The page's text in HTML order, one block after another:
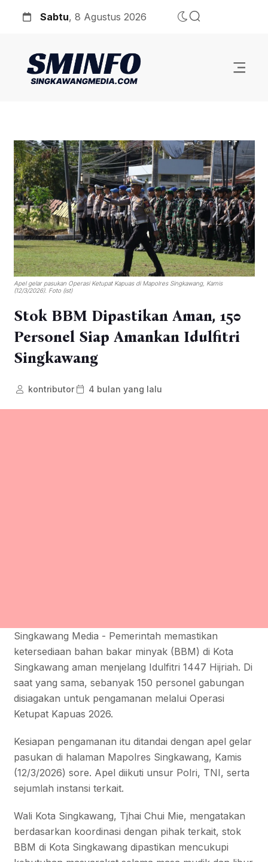
Sabtu, 8 Agustus 2026
Apel gelar pasukan Operasi Ketupat Kapuas di Mapolres Singkawang, Kamis
(12/3/2026). Foto (ist)
Stok BBM Dipastikan Aman, 150
Personel Siap Amankan Idulfitri
Singkawang
kontributor 4 bulan yang lalu
Singkawang Media - Pemerintah memastikan
ketersediaan bahan bakar minyak (BBM) di Kota
Singkawang aman menjelang Idulfitri 1447 Hijriah. Di
saat yang sama, sebanyak 150 personel gabungan
disiagakan untuk pengamanan melalui Operasi
Ketupat Kapuas 2026.
Kesiapan pengamanan itu ditandai dengan apel gelar
pasukan di halaman Mapolres Singkawang, Kamis
(12/3/2026) sore. Apel diikuti unsur Polri, TNI, serta
sejumlah instansi terkait.
Wali Kota Singkawang, Tjhai Chui Mie, mengatakan
berdasarkan koordinasi dengan pihak terkait, stok
BBM di Kota Singkawang dipastikan mencukupi